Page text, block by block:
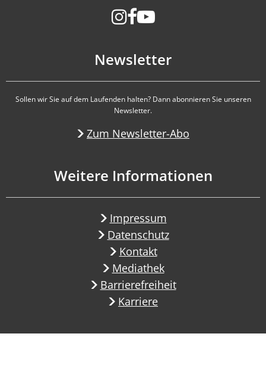
Newsletter
Sollen wir Sie auf dem Laufenden halten? Dann abonnieren Sie unseren
Newsletter.
Zum Newsletter-Abo
Weitere Informationen
Impressum
Datenschutz
Kontakt
Mediathek
Barrierefreiheit
Karriere